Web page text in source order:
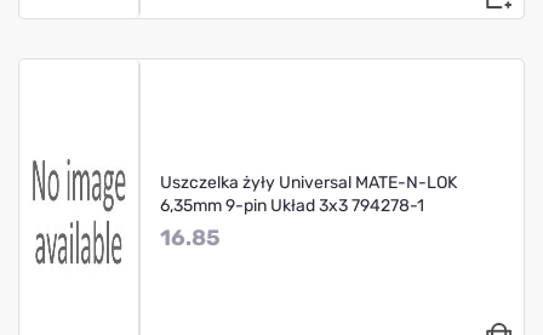
Uszczelka żyły Universal MATE-N-LOK
6,35mm 9-pin Układ 3x3 794278-1
16.85